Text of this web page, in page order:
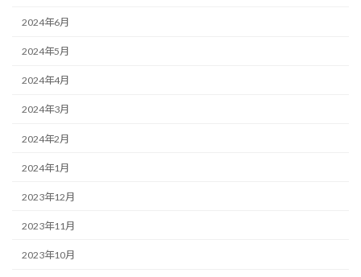
2024年6月
2024年5月
2024年4月
2024年3月
2024年2月
2024年1月
2023年12月
2023年11月
2023年10月